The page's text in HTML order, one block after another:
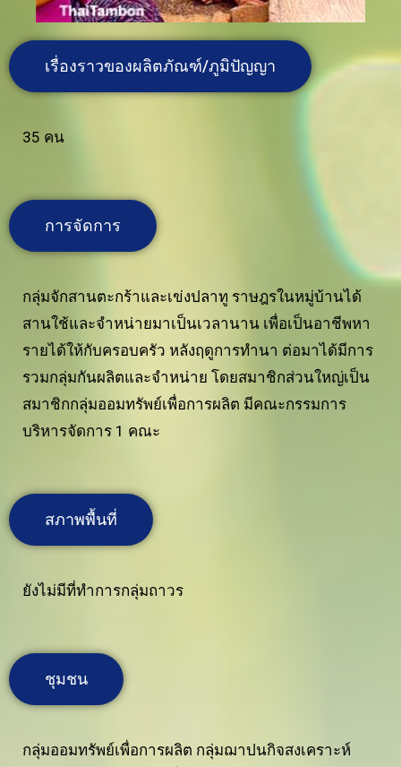
เรื่องราวของผลิตภัณฑ์/ภูมิปัญญา
35 คน
การจัดการ
กลุ่มจักสานตะกร้าและเข่งปลาทู ราษฎรในหมู่บ้านได้
สานใช้และจำหน่ายมาเป็นเวลานาน เพื่อเป็นอาชีพหา
รายได้ให้กับครอบครัว หลังฤดูการทำนา ต่อมาได้มีการ
รวมกลุ่มกันผลิตและจำหน่าย โดยสมาชิกส่วนใหญ่เป็น
สมาชิกกลุ่มออมทรัพย์เพื่อการผลิต มีคณะกรรมการ
บริหารจัดการ 1 คณะ
สภาพพื้นที่
ยังไม่มีที่ทำการกลุ่มถาวร
ชุมชน
กลุ่มออมทรัพย์เพื่อการผลิต กลุ่มฌาปนกิจสงเคราะห์